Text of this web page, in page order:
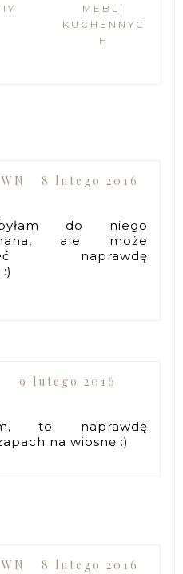
MEBLI
KUCHENNYC
H
8 lutego 2016
do niego
ale może
naprawdę
9 lutego 2016
to naprawdę
na wiosnę :)
8 lutego 2016